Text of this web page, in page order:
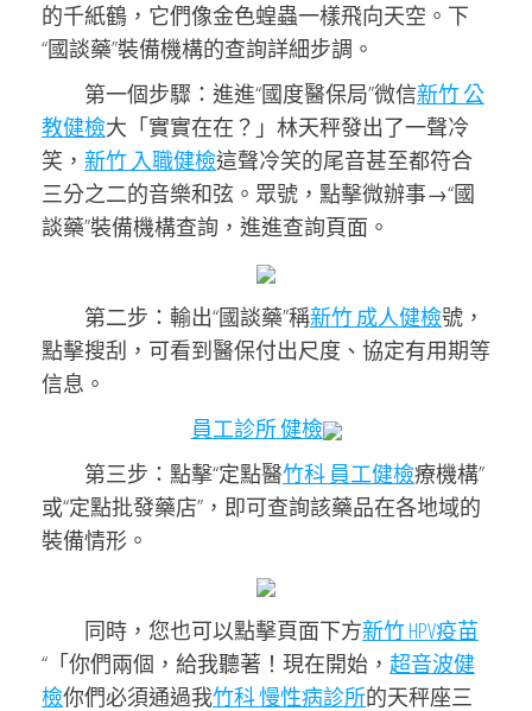
的千紙鶴，它們像金色蝗蟲一樣飛向天空。下
“國談藥”裝備機構的查詢詳細步調。
第一個步驟：進進“國度醫保局”微信新竹 公
教健檢大「實實在在？」林天秤發出了一聲冷
笑， 新竹 入職健檢這聲冷笑的尾音甚至都符合
三分之二的音樂和弦。眾號，點擊微辦事→“國
談藥”裝備機構查詢，進進查詢頁面。
第二步：輸出“國談藥”稱新竹 成人健檢號，
點擊搜刮，可看到醫保付出尺度、協定有用期等
信息。
員工診所 健檢
第三步：點擊“定點醫竹科 員工健檢療機構”
或“定點批發藥店”，即可查詢該藥品在各地域的
裝備情形。
同時，您也可以點擊頁面下方新竹 HPV疫苗
“「你們兩個，給我聽著！現在開始， 超音波健
檢你們必須通過我竹科 慢性病診所的天秤座三